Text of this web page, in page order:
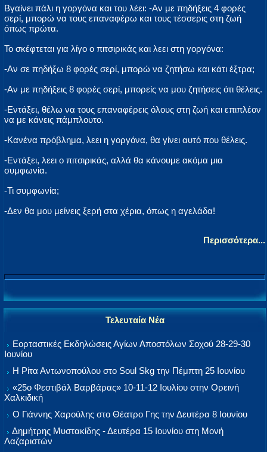
Βγαίνει πάλι η γοργόνα και του λέει: -Αν με πηδήξεις 4 φορές
σερί, μπορώ να τους επαναφέρω και τους τέσσερις στη ζωή
όπως πρώτα.
Το σκέφτεται για λίγο ο πιτσιρικάς και λεει στη γοργόνα:
-Αν σε πηδήξω 8 φορές σερί, μπορώ να ζητήσω και κάτι έξτρα;
-Αν με πηδήξεις 8 φορές σερί, μπορείς να μου ζητήσεις ότι θέλεις.
-Εντάξει, θέλω να τους επαναφέρεις όλους στη ζωή και επιπλέον
να με κάνεις πάμπλουτο.
-Κανένα πρόβλημα, λεει η γοργόνα, θα γίνει αυτό που θέλεις.
-Εντάξει, λεει ο πιτσιρικάς, αλλά θα κάνουμε ακόμα μια
συμφωνία.
-Τι συμφωνία;
-Δεν θα μου μείνεις ξερή στα χέρια, όπως η αγελάδα!
Περισσότερα...
Τελευταία Νέα
Εορταστικές Εκδηλώσεις Αγίων Αποστόλων Σοχού 28-29-30
Ιουνίου
Η Ρίτα Αντωνοπούλου στο Soul Skg την Πέμπτη 25 Ιουνίου
«25ο Φεστιβάλ Βαρβάρας» 10-11-12 Ιουλίου στην Ορεινή
Χαλκιδική
Ο Γιάννης Χαρούλης στο Θέατρο Γης την Δευτέρα 8 Ιουνίου
Δημήτρης Μυστακίδης - Δευτέρα 15 Ιουνίου στη Μονή
Λαζαριστών